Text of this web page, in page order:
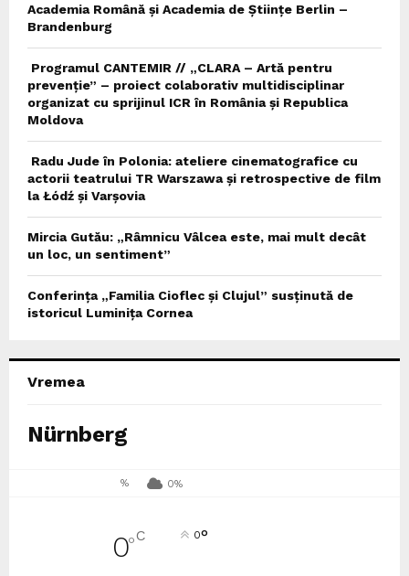
Academia Română și Academia de Științe Berlin –
Brandenburg
Programul CANTEMIR // „CLARA – Artă pentru
prevenție” – proiect colaborativ multidisciplinar
organizat cu sprijinul ICR în România și Republica
Moldova
Radu Jude în Polonia: ateliere cinematografice cu
actorii teatrului TR Warszawa și retrospective de film
la Łódź și Varșovia
Mircia Gutău: „Râmnicu Vâlcea este, mai mult decât
un loc, un sentiment”
Conferința „Familia Cioflec și Clujul” susținută de
istoricul Luminița Cornea
Vremea
Nürnberg
% 0%
0°C 0°